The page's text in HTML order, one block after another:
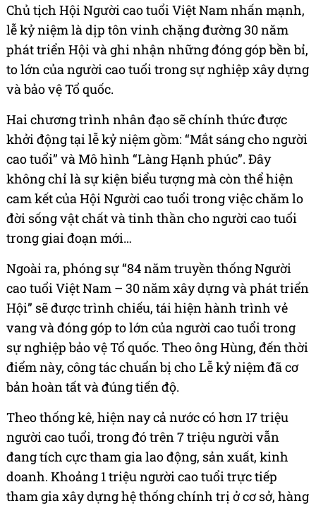
Chủ tịch Hội Người cao tuổi Việt Nam nhấn mạnh,
lễ kỷ niệm là dịp tôn vinh chặng đường 30 năm
phát triển Hội và ghi nhận những đóng góp bền bỉ,
to lớn của người cao tuổi trong sự nghiệp xây dựng
và bảo vệ Tổ quốc.
Hai chương trình nhân đạo sẽ chính thức được
khởi động tại lễ kỷ niệm gồm: “Mắt sáng cho người
cao tuổi” và Mô hình “Làng Hạnh phúc”. Đây
không chỉ là sự kiện biểu tượng mà còn thể hiện
cam kết của Hội Người cao tuổi trong việc chăm lo
đời sống vật chất và tinh thần cho người cao tuổi
trong giai đoạn mới…
Ngoài ra, phóng sự “84 năm truyền thống Người
cao tuổi Việt Nam – 30 năm xây dựng và phát triển
Hội” sẽ được trình chiếu, tái hiện hành trình vẻ
vang và đóng góp to lớn của người cao tuổi trong
sự nghiệp bảo vệ Tổ quốc. Theo ông Hùng, đến thời
điểm này, công tác chuẩn bị cho Lễ kỷ niệm đã cơ
bản hoàn tất và đúng tiến độ.
Theo thống kê, hiện nay cả nước có hơn 17 triệu
người cao tuổi, trong đó trên 7 triệu người vẫn
đang tích cực tham gia lao động, sản xuất, kinh
doanh. Khoảng 1 triệu người cao tuổi trực tiếp
tham gia xây dựng hệ thống chính trị ở cơ sở, hàng